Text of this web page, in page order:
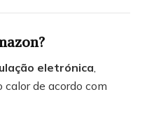
eletrónica
de acordo com